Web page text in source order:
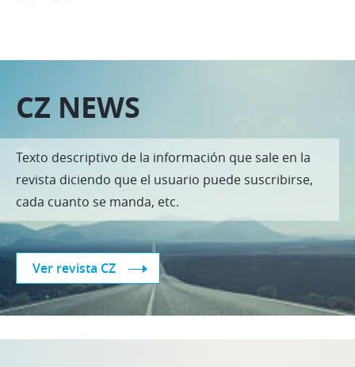
CZ NEWS
Texto descriptivo de la información que sale en la
revista diciendo que el usuario puede suscribirse,
cada cuanto se manda, etc.
Ver revista CZ